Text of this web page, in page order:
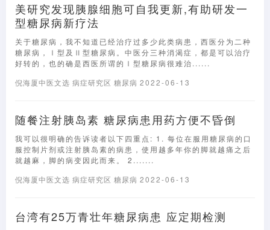
美研究发现胰腺细胞可自我更新,有助研发一
型糖尿病新疗法
关于糖尿病，我不知道已经治疗过多少此类病患，西医分为二种
糖尿病，Ⅰ型及Ⅱ型糖尿病。中医分三种消渴症，都是可以治疗
好转的，也的确是西医所谓的Ⅰ型糖尿病很难治......
倪海厦中医文选 病症研究区 糖尿病 2022-06-13
随餐注射胰岛素 糖尿病患用药方便不昏倒
我可以很明确的告诉读者以下四重点: 1. 每位在服用糖尿病的口
服控制片剂或注射胰岛素的病患，使用越多年你的脚就越痛之后
就越麻，脚的病变因此而来。 2.......
倪海厦中医文选 病症研究区 糖尿病 2022-06-13
台湾有25万青壮年糖尿病患 应定期检测